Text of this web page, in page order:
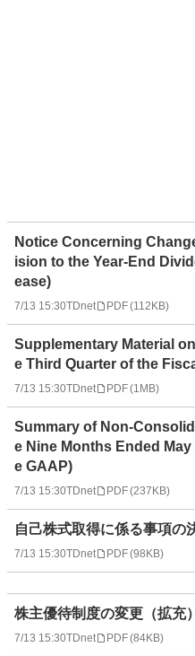
Notice Concerning
ision to the Year-End
ease)
7/13 15:30TDnet PDF(112KB)
Supplementary Material
e Third Quarter of the
7/13 15:30TDnet PDF(1MB)
Summary of Non-
e Nine Months Ended
e GAAP)
7/13 15:30TDnet PDF(237KB)
自己株式取得に係る事項の
7/13 15:30TDnet PDF(98KB)
株主優待制度の変更（拡充
7/13 15:30TDnet PDF(84KB)